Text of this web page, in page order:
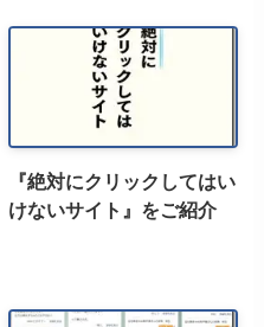
『絶対にクリックしてはい
けないサイト』をご紹介